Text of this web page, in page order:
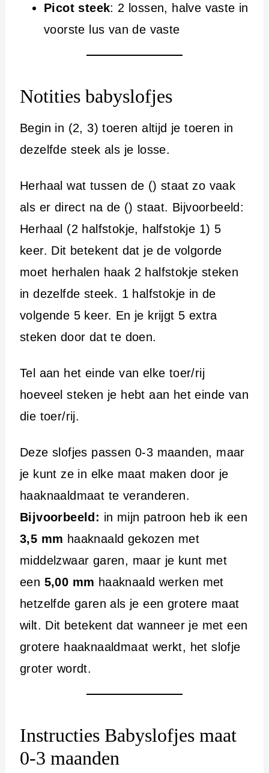
Picot steek: 2 lossen, halve vaste in
voorste lus van de vaste
Notities babyslofjes
Begin in (2, 3) toeren altijd je toeren in
dezelfde steek als je losse.
Herhaal wat tussen de () staat zo vaak
als er direct na de () staat. Bijvoorbeeld:
Herhaal (2 halfstokje, halfstokje 1) 5
keer. Dit betekent dat je de volgorde
moet herhalen haak 2 halfstokje steken
in dezelfde steek. 1 halfstokje in de
volgende 5 keer. En je krijgt 5 extra
steken door dat te doen.
Tel aan het einde van elke toer/rij
hoeveel steken je hebt aan het einde van
die toer/rij.
Deze slofjes passen 0-3 maanden, maar
je kunt ze in elke maat maken door je
haaknaaldmaat te veranderen.
Bijvoorbeeld: in mijn patroon heb ik een
3,5 mm haaknaald gekozen met
middelzwaar garen, maar je kunt met
een 5,00 mm haaknaald werken met
hetzelfde garen als je een grotere maat
wilt. Dit betekent dat wanneer je met een
grotere haaknaaldmaat werkt, het slofje
groter wordt.
Instructies Babyslofjes maat
0-3 maanden